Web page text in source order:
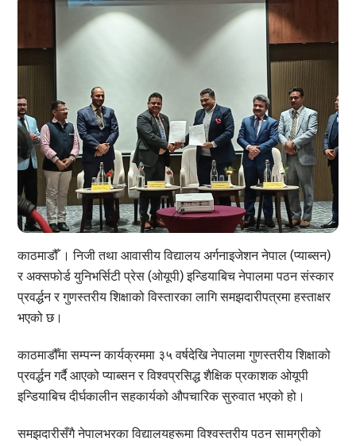
काठमाडौँ । निजी तथा आवासीय विद्यालय अर्गनाइजेशन नेपाल (प्याब्सन)
र अक्सफोर्ड युनिभर्सिटी प्रेस (ओयूपी) इन्डियाबिच नेपालमा पठन संस्कार
प्रवर्द्धन र गुणस्तरीय शिक्षाको विस्तारका लागि समझदारीपत्रमा हस्ताक्षर
भएको छ।
काठमाडौँमा सम्पन्न कार्यक्रममा ३५ वर्षदेखि नेपालमा गुणस्तरीय शिक्षाको
प्रवर्द्धन गर्दै आएको प्याब्सन र विश्वप्रसिद्ध शैक्षिक प्रकाशक ओयूपी
इन्डियाबिच दीर्घकालीन सहकार्यको औपचारिक सुरुवात भएको हो।
समझदारीसँगै नेपालभरका विद्यालयहरूमा विश्वस्तरीय पठन सामग्रीको